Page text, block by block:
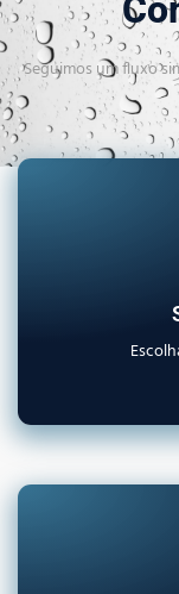
Seguimos um fluxo